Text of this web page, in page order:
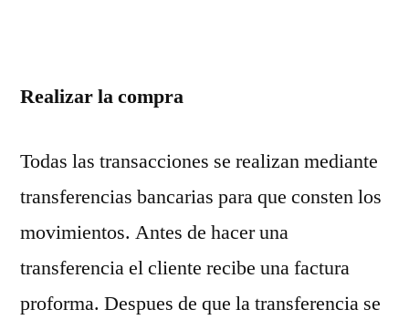
Realizar la compra
Todas las transacciones se realizan mediante
transferencias bancarias para que consten los
movimientos. Antes de hacer una
transferencia el cliente recibe una factura
proforma. Despues de que la transferencia se